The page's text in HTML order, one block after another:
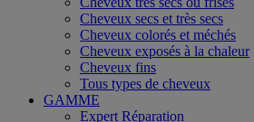
Cheveux secs et très secs
Cheveux colorés et méchés
Cheveux exposés à la chaleur
Cheveux fins
Tous types de cheveux
GAMME
Expert Réparation